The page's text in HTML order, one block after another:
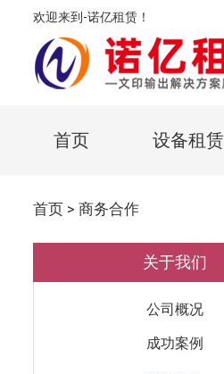
欢迎来到-诺亿租赁！
首页 设备租赁
首页 > 商务合作
关于我们
公司概况
成功案例